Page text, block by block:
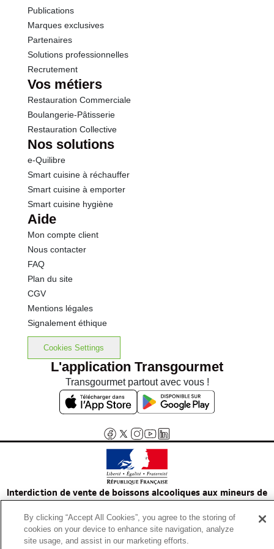
Publications
Marques exclusives
Partenaires
Solutions professionnelles
Recrutement
Vos métiers
Restauration Commerciale
Boulangerie-Pâtisserie
Restauration Collective
Nos solutions
e-Quilibre
Smart cuisine à réchauffer
Smart cuisine à emporter
Smart cuisine hygiène
Aide
Mon compte client
Nous contacter
FAQ
Plan du site
CGV
Mentions légales
Signalement éthique
Cookies Settings
L'application Transgourmet
Transgourmet partout avec vous !
Interdiction de vente de boissons alcooliques aux mineurs de
La preuve de majorité de l'acheteur est exigée au moment de la vente
en ligne.
Code de la santé publique, Aar.l.3342-1 et l.3353-3
By clicking “Accept All Cookies”, you agree to the storing of
cookies on your device to enhance site navigation, analyze
site usage, and assist in our marketing efforts.